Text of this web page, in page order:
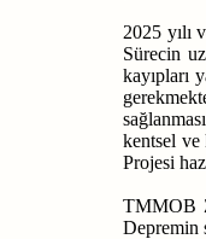
2025 yılı
Sürecin
kayıpları
kentsel ve
Projesi
TMMOB
Depremin